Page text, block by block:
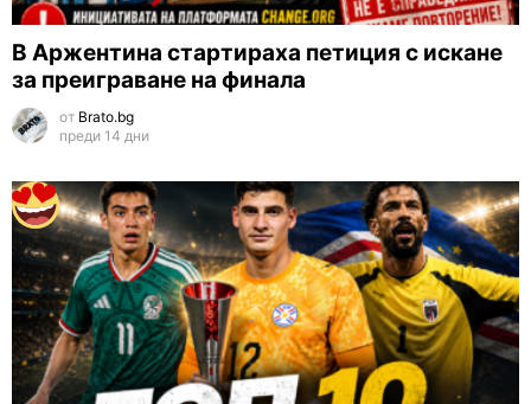
В Аржентина стартираха петиция с искане
за преиграване на финала
от Brato.bg
преди 14 дни